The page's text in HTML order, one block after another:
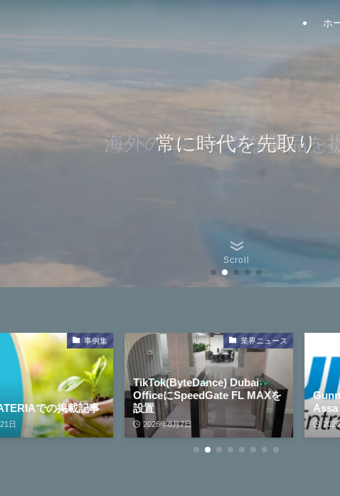
ホ
世界標準ゲート Gunnebo
常に時代を先取り
海外のユニークな製品を
ベストセラーパスポートリーダーADR300
世界標準ゲート Gunnebo
Scroll
業界ニュース
TikTok(ByteDance) Dubai
OfficeにSpeedGate FL MAXを
設置
2026年8月7日
Gunnebo Entrance Controlを
Assa ABLOYが買収
2026年8月7日